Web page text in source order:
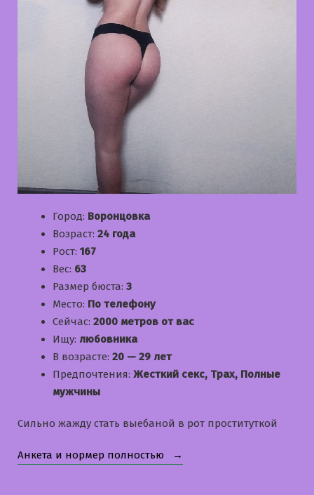
Город: Воронцовка
Возраст: 24 года
Рост: 167
Вес: 63
Размер бюста: 3
Место: По телефону
Сейчас: 2000 метров от вас
Ищу: любовника
В возрасте: 20 — 29 лет
Предпочтения: Жесткий секс, Трах, Полные
мужчины
Сильно жажду стать выебаной в рот проституткой
Анкета и нормер полностью «Алиночка»